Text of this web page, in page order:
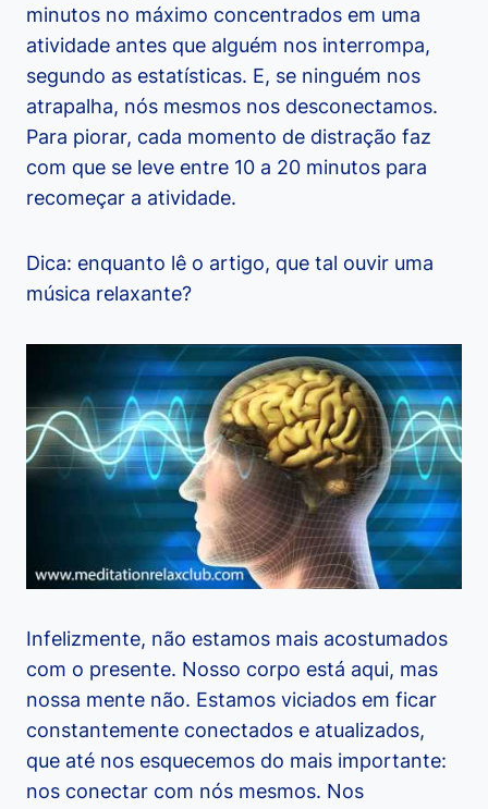
minutos no máximo concentrados em uma
atividade antes que alguém nos interrompa,
segundo as estatísticas. E, se ninguém nos
atrapalha, nós mesmos nos desconectamos.
Para piorar, cada momento de distração faz
com que se leve entre 10 a 20 minutos para
recomeçar a atividade.
Dica: enquanto lê o artigo, que tal ouvir uma
música relaxante?
Infelizmente, não estamos mais acostumados
com o presente. Nosso corpo está aqui, mas
nossa mente não. Estamos viciados em ficar
constantemente conectados e atualizados,
que até nos esquecemos do mais importante:
nos conectar com nós mesmos. Nos